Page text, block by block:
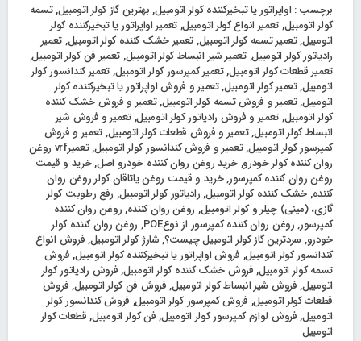
برچسب : اواپراتور یا تبخیرکننده کولر اتومبیل,بهترین گاز کولر اتومبیل,تسمه
کولر اتومبیل,تعمیر انواع کولر اتومبیل,تعمیر اواپراتور یا تبخیرکننده کولر
اتومبیل,تعمیر تسمه کولر اتومبیل,تعمیر خشک‌ کننده کولر اتومبیل,تعمیر
رادیاتور کولر اتومبیل,تعمیر شیر انبساط کولر اتومبیل,تعمیر فن کولر اتومبیل,
تعمیر قطعات کولر اتومبیل,تعمیر کمپرسور کولر اتومبیل,تعمیر کندانسور کولر
اتومبیل,تعمیر کولر اتومبیل,تعمیر و فروش اواپراتور یا تبخیرکننده کولر
اتومبیل,تعمیر و فروش تسمه کولر اتومبیل,تعمیر و فروش خشک‌ کننده
کولر اتومبیل,تعمیر و فروش رادیاتور کولر اتومبیل,تعمیر و فروش شیر
انبساط کولر اتومبیل,تعمیر و فروش قطعات کولر اتومبیل,تعمیر و فروش
کمپرسور کولر اتومبیل,تعمیر و فروش کندانسور کولر اتومبیل,
تعمیرvrf روغن
روان کننده کولر خودرو,خرید روغن روان کننده خودرو اصل,خرید و قیمت
روغن روان کننده کمپرسور,خرید و قیمت روغن یاتاقان کولر روغن روان
کننده,خشک‌ کننده کولر اتومبیل,رادیاتور کولر اتومبیل, رفع رطوبت کولر
گازی، (مینی) چیلر و کولر اتومبیل, روغن روان کننده,روغن روان کننده
کمپرسور,روغن روان کننده کمپرسور از نوعPOE , روغن روان کننده کولر
خودرو, سردترین گاز کولر اتومبیل چیست؟,شارژ کولر اتومبیل,فروش انواع
کندانسور کولر اتومبیل, فروش اواپراتور یا تبخیرکننده کولر اتومبیل,فروش
تسمه کولر اتومبیل,فروش خشک‌ کننده کولر اتومبیل,فروش رادیاتور کولر
اتومبیل,فروش شیر انبساط کولر اتومبیل,فروش فن کولر اتومبیل,فروش
قطعات کولر اتومبیل, فروش کمپرسور کولر اتومبیل, فروش کندانسور کولر
اتومبیل,فروش لوازم کمپرسور کولر اتومبیل,فن کولر اتومبیل,قطعات کولر
اتومبیل